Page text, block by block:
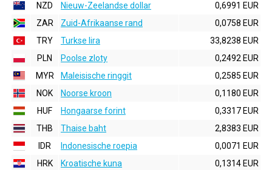
NZD
Nieuw-Zeelandse dollar
0,6991 EUR
ZAR
Zuid-Afrikaanse rand
0,0758 EUR
TRY
Turkse lira
33,8238 EUR
PLN
Poolse zloty
0,2492 EUR
MYR
Maleisische ringgit
0,2585 EUR
NOK
Noorse kroon
0,1180 EUR
HUF
Hongaarse forint
0,3317 EUR
THB
Thaise baht
2,8383 EUR
IDR
Indonesische roepia
0,0071 EUR
HRK
Kroatische kuna
0,1314 EUR